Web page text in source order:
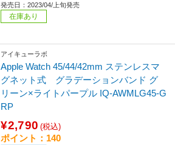
発売日：2023/04/上旬発売
在庫あり
アイキューラボ
Apple Watch 45/44/42mm ステンレスマ
グネット式 グラデーションバンド グ
リーン×ライトパープル IQ-AWMLG45-G
RP
¥2,790 (税込)
ポイント：140